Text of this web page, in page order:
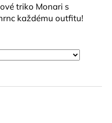
triko Monari s
každému outfitu!